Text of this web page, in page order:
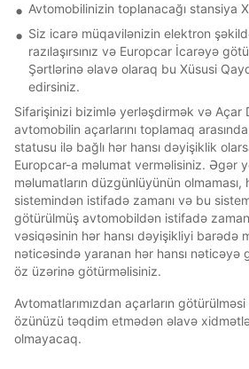
Avtomobilinizin toplanacağı stansiya
Siz icarə müqavilənizin elektron
razılaşırsınız və Europcar İcarəyə
Şərtlərinə əlavə olaraq bu Xüsusi
edirsiniz.
Sifarişinizi bizimlə yerləşdirmək və Açar
avtomobilin açarlarını toplamaq
statusu ilə bağlı hər hansı dəyişiklik
Europcar-a məlumat verməlisiniz. Əgər
məlumatların düzgünlüyünün
sistemindən istifadə zamanı və bu
götürülmüş avtomobildən istifadə
vəsiqəsinin hər hansı dəyişikliyi barədə
nəticəsində yaranan hər hansı nəticəyə
öz üzərinə götürməlisiniz.
Avtomatlarımızdan açarların
özünüzü təqdim etmədən əlavə
olmayacaq.